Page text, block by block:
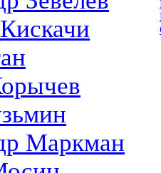
Маркман